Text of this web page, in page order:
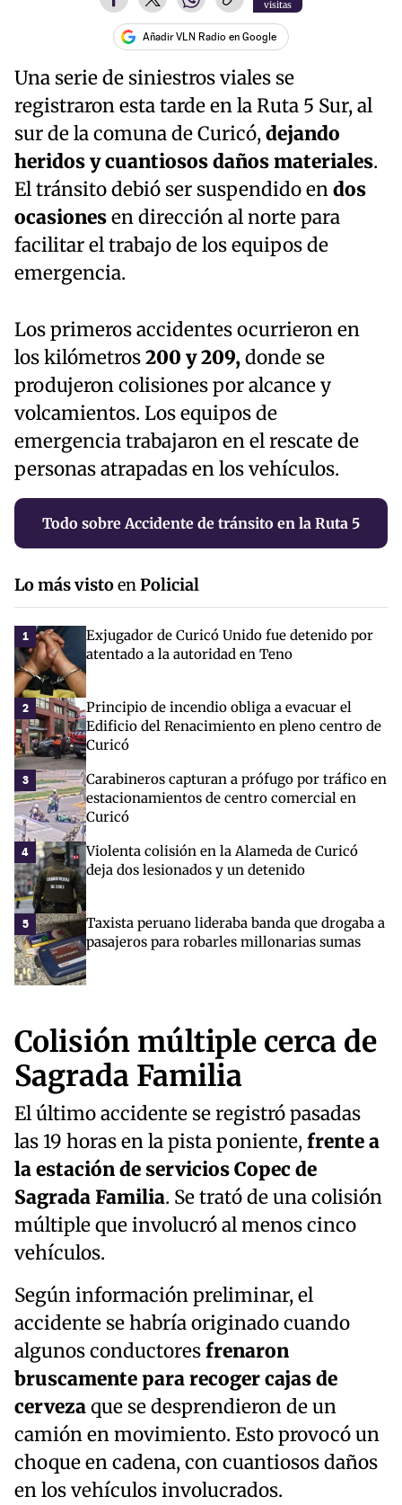
visitas
Añadir VLN Radio en Google
Una serie de siniestros viales se
registraron esta tarde en la Ruta 5 Sur, al
sur de la comuna de Curicó,dejando
heridos y cuantiosos daños materiales.
El tránsito debió ser suspendido endos
ocasionesen dirección al norte para
facilitar el trabajo de los equipos de
emergencia.
Los primeros accidentes ocurrieron en
los kilómetros200 y 209,donde se
produjeron colisiones por alcance y
volcamientos. Los equipos de
emergencia trabajaron en el rescate de
personas atrapadas en los vehículos.
Todo sobre Accidente de tránsito en la Ruta 5
Lo más vistoenPolicial
1
Exjugador de Curicó Unido fue detenido por
atentado a la autoridad en Teno
2
Principio de incendio obliga a evacuar el
Edificio del Renacimiento en pleno centro de
Curicó
3
Carabineros capturan a prófugo por tráfico en
estacionamientos de centro comercial en
Curicó
4
Violenta colisión en la Alameda de Curicó
deja dos lesionados y un detenido
5
Taxista peruano lideraba banda que drogaba a
pasajeros para robarles millonarias sumas
Colisión múltiple cerca de
Sagrada Familia
El último accidente se registró pasadas
las 19 horas en la pista poniente,frente a
la estación de servicios Copec de
Sagrada Familia. Se trató de una colisión
múltiple que involucró al menos cinco
vehículos.
Según información preliminar, el
accidente se habría originado cuando
algunos conductoresfrenaron
bruscamente para recoger cajas de
cervezaque se desprendieron de un
camión en movimiento. Esto provocó un
choque en cadena, con cuantiosos daños
en los vehículos involucrados.